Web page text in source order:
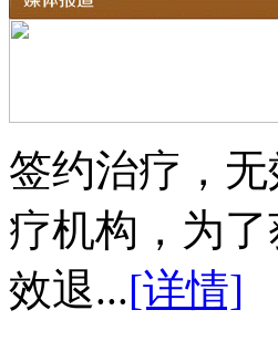
签约治疗，
疗机构，为
效退...[详情]